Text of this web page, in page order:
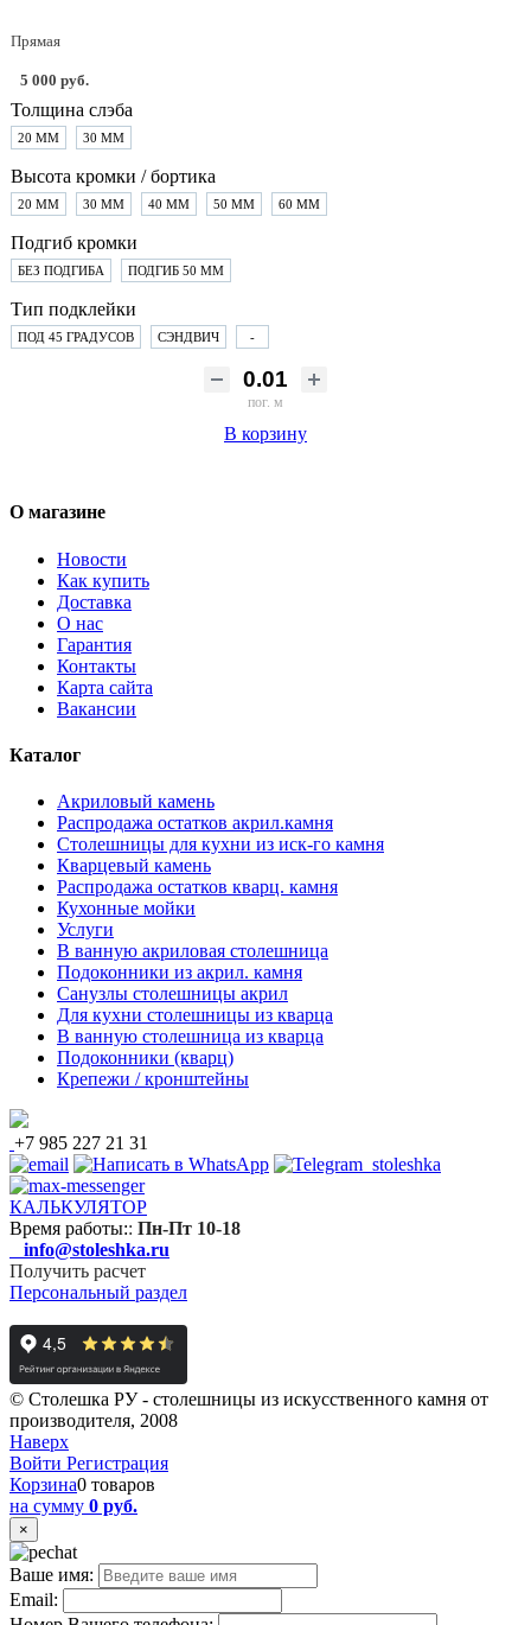
Прямая
5 000 руб.
Толщина слэба
20 ММ 30 ММ
Высота кромки / бортика
20 ММ 30 ММ 40 ММ 50 ММ 60 ММ
Подгиб кромки
БЕЗ ПОДГИБА ПОДГИБ 50 ММ
Тип подклейки
ПОД 45 ГРАДУСОВ СЭНДВИЧ -
пог. м
В корзину
О магазине
Новости
Как купить
Доставка
О нас
Гарантия
Контакты
Карта сайта
Вакансии
Каталог
Акриловый камень
Распродажа остатков акрил.камня
Столешницы для кухни из иск-го камня
Кварцевый камень
Распродажа остатков кварц. камня
Кухонные мойки
Услуги
В ванную акриловая столешница
Подоконники из акрил. камня
Санузлы столешницы акрил
Для кухни столешницы из кварца
В ванную столешница из кварца
Подоконники (кварц)
Крепежи / кронштейны
+7 985 227 21 31
КАЛЬКУЛЯТОР
Время работы:: Пн-Пт 10-18
info@stoleshka.ru
Получить расчет
Персональный раздел
© Столешка РУ - столешницы из искусственного камня от
производителя, 2008
Наверх
Войти Регистрация
Корзина0 товаров
на сумму 0 руб.
×
Ваше имя:
Email: